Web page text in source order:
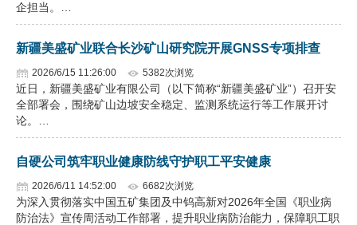
企担当。…
新疆美盛矿业联合长沙矿山研究院开展GNSS专项排查
2026/6/15 11:26:00 5382次浏览
近日，新疆美盛矿业有限公司（以下简称“新疆美盛矿业”）召开安
全部署会，围绕矿山边坡安全稳定、监测系统运行等工作展开讨
论。…
自硬公司筑牢职业健康防线守护职工平安健康
2026/6/11 14:52:00 6682次浏览
为深入贯彻落实中国五矿集团及中钨高新对2026年全国《职业病
防治法》宣传周活动工作部署，提升职业病防治能力，保障职工职